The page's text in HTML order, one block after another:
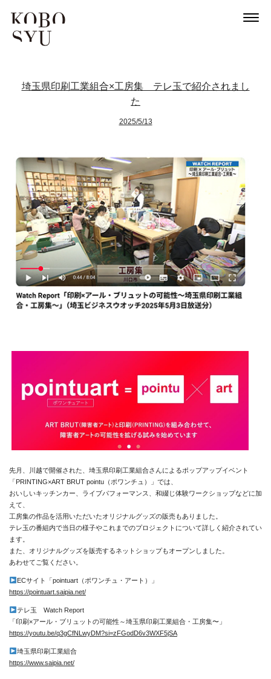
埼玉県印刷工業組合×工房集 テレ玉で紹介されまし
た
2025/5/13
先月、川越で開催された、埼玉県印刷工業組合さんによるポップアップイベント
「PRINTING×ART BRUT pointu（ポワンチュ）」では、
おいしいキッチンカー、ライブパフォーマンス、和綴じ体験ワークショップなどに加
えて、
工房集の作品を活用いただいたオリジナルグッズの販売もありました。
テレ玉の番組内で当日の様子やこれまでのプロジェクトについて詳しく紹介されてい
ます。
また、オリジナルグッズを販売するネットショップもオープンしました。
あわせてご覧ください。
ECサイト「pointuart（ポワンチュ・アート）」
https://pointuart.saipia.net/
テレ玉 Watch Report
「印刷×アール・ブリュットの可能性～埼玉県印刷工業組合・工房集〜」
https://youtu.be/q3gCfNLwyDM?si=zFGodD6v3WXF5jSA
埼玉県印刷工業組合
https://www.saipia.net/